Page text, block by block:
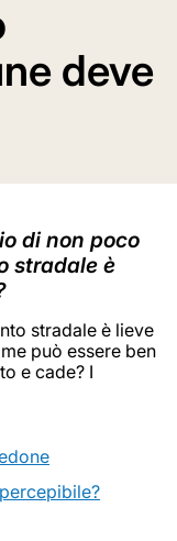
deve
di non poco
stradale è
stradale è lieve
può essere ben
e cade? I